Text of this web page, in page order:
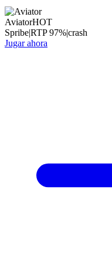
AviatorHOT
Spribe|RTP97%|crash
Jugar ahora